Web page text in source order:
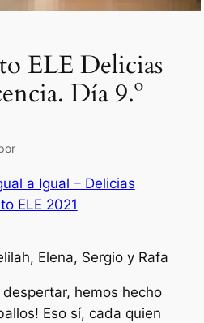
ELE Delicias
Día 9.º
a Igual – Delicias
ELE 2021
Elena, Sergio y Rafa
hemos hecho
Eso sí, cada quien